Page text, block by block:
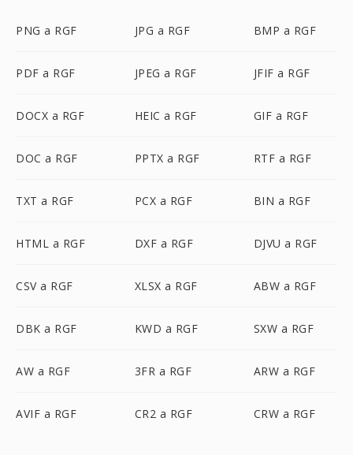
PNG a RGF JPG a RGF BMP a RGF
PDF a RGF JPEG a RGF JFIF a RGF
DOCX a RGF HEIC a RGF GIF a RGF
DOC a RGF PPTX a RGF RTF a RGF
TXT a RGF PCX a RGF BIN a RGF
HTML a RGF DXF a RGF DJVU a RGF
CSV a RGF XLSX a RGF ABW a RGF
DBK a RGF KWD a RGF SXW a RGF
AW a RGF 3FR a RGF ARW a RGF
AVIF a RGF CR2 a RGF CRW a RGF